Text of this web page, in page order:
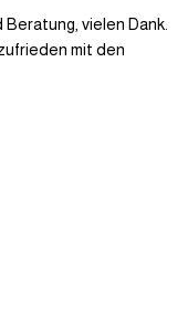
vielen Dank.
mit den